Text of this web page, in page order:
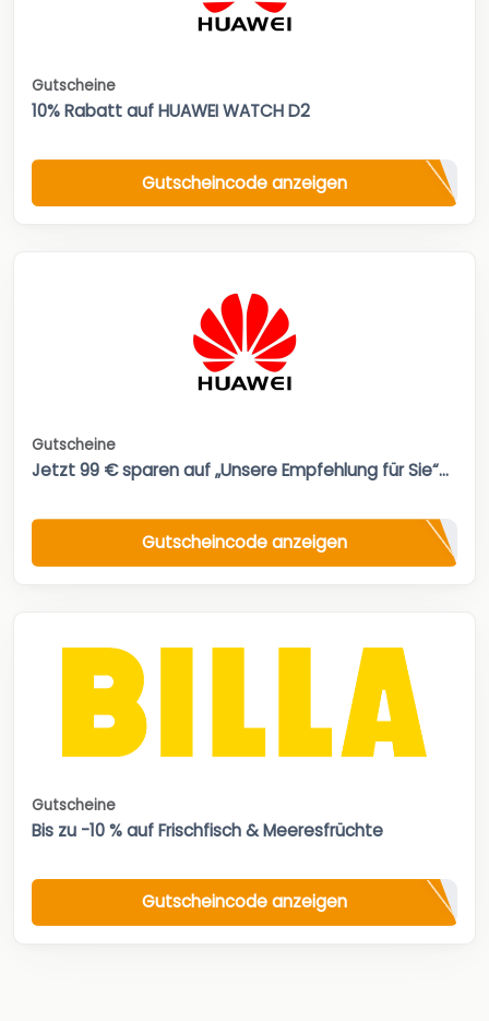
Gutscheine
10% Rabatt auf HUAWEI WATCH D2
Gutscheincode anzeigen
Gutscheine
Jetzt 99 € sparen auf „Unsere Empfehlung für Sie“...
Gutscheincode anzeigen
Gutscheine
Bis zu -10 % auf Frischfisch & Meeresfrüchte
Gutscheincode anzeigen